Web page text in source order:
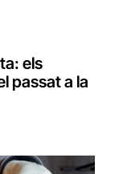
els
passat a la